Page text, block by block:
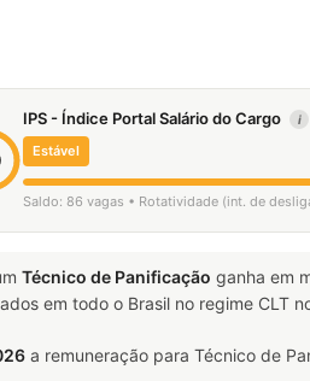
IPS - Índice Portal Salário do Cargo i
Estável
Saldo: 86 vagas • Rotatividade (int. de
Técnico de Panificação ganha em
em todo o Brasil no regime CLT
a remuneração para Técnico de